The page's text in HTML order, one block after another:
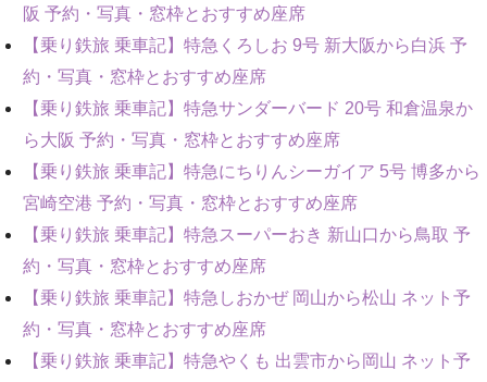
阪 予約・写真・窓枠とおすすめ座席
【乗り鉄旅 乗車記】特急くろしお 9号 新大阪から白浜 予
約・写真・窓枠とおすすめ座席
【乗り鉄旅 乗車記】特急サンダーバード 20号 和倉温泉か
ら大阪 予約・写真・窓枠とおすすめ座席
【乗り鉄旅 乗車記】特急にちりんシーガイア 5号 博多から
宮崎空港 予約・写真・窓枠とおすすめ座席
【乗り鉄旅 乗車記】特急スーパーおき 新山口から鳥取 予
約・写真・窓枠とおすすめ座席
【乗り鉄旅 乗車記】特急しおかぜ 岡山から松山 ネット予
約・写真・窓枠とおすすめ座席
【乗り鉄旅 乗車記】特急やくも 出雲市から岡山 ネット予